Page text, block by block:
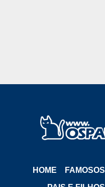
HOME FAMOSOS